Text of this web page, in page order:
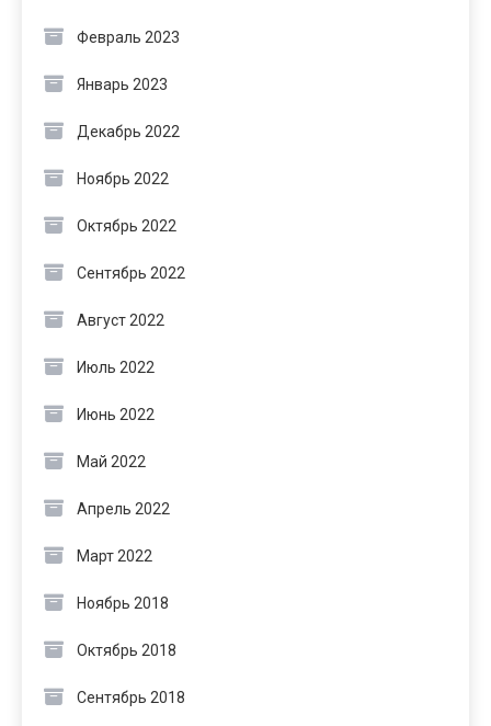
Февраль 2023
Январь 2023
Декабрь 2022
Ноябрь 2022
Октябрь 2022
Сентябрь 2022
Август 2022
Июль 2022
Июнь 2022
Май 2022
Апрель 2022
Март 2022
Ноябрь 2018
Октябрь 2018
Сентябрь 2018